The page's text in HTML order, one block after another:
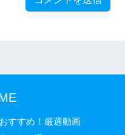
おすすめ！厳選動画